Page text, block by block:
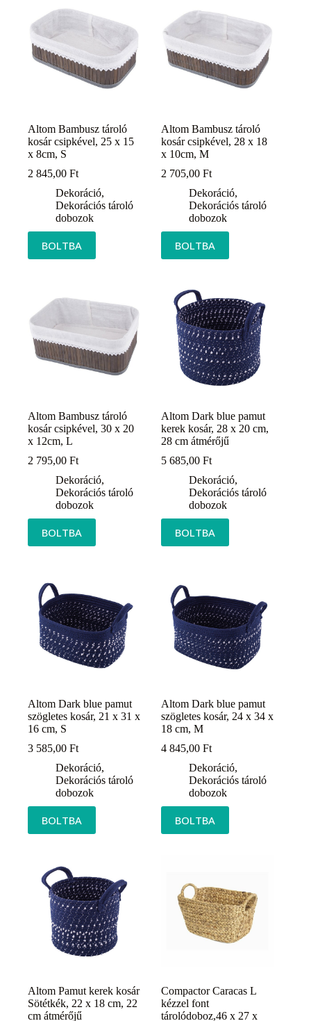
Altom Bambusz tároló
kosár csipkével, 25 x 15
x 8cm, S
2 845,00 Ft
Dekoráció,
Dekorációs tároló
dobozok
BOLTBA
Altom Bambusz tároló
kosár csipkével, 28 x 18
x 10cm, M
2 705,00Ft
Dekoráció,
Dekorációs tároló
dobozok
BOLTBA
Altom Bambusz tároló
kosár csipkével, 30 x 20
x 12cm, L
2 795,00 Ft
Dekoráció,
Dekorációs tároló
dobozok
BOLTBA
Altom Dark blue pamut
kerek kosár, 28 x 20 cm,
28 cm átmérőjű
5 685,00Ft
Dekoráció,
Dekorációs tároló
dobozok
BOLTBA
Altom Dark blue pamut
szögletes kosár, 21 x 31 x
16 cm, S
3 585,00 Ft
Dekoráció,
Dekorációs tároló
dobozok
BOLTBA
Altom Dark blue pamut
szögletes kosár, 24 x 34 x
18 cm, M
4 845,00Ft
Dekoráció,
Dekorációs tároló
dobozok
BOLTBA
Altom Pamut kerek kosár
Sötétkék, 22 x 18 cm, 22
cm átmérőjű
Compactor Caracas L
kézzel font
tárolódoboz,46 x 27 x